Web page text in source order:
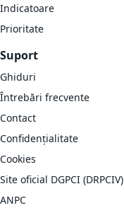
Indicatoare
Prioritate
Suport
Ghiduri
Întrebări frecvente
Contact
Confidențialitate
Cookies
Site oficial DGPCI (DRPCIV)
ANPC